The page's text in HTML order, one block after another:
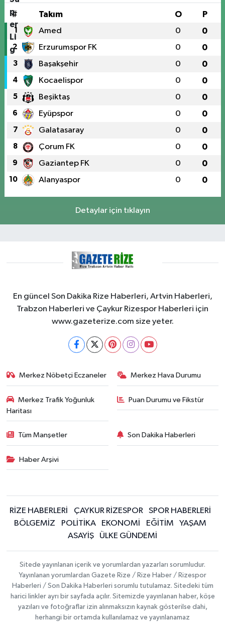
# Takım O P
1 Amed 0 0
2 Erzurumspor FK 0 0
3 Başakşehir 0 0
4 Kocaelispor 0 0
5 Beşiktaş 0 0
6 Eyüpspor 0 0
7 Galatasaray 0 0
8 Çorum FK 0 0
9 Gaziantep FK 0 0
10 Alanyaspor 0 0
Detaylar için tıklayın
En güncel Son Dakika Rize Haberleri, Artvin Haberleri,
Trabzon Haberleri ve Çaykur Rizespor Haberleri için
www.gazeterize.com size yeter.
Merkez Nöbetçi Eczaneler Merkez Hava Durumu
Merkez Trafik Yoğunluk
Haritası
Puan Durumu ve Fikstür
Tüm Manşetler Son Dakika Haberleri
Haber Arşivi
RİZE HABERLERİ ÇAYKUR RİZESPOR
SPOR HABERLERİ
BÖLGEMİZ
POLİTİKA EKONOMİ EĞİTİM
YAŞAM
ASAYİŞ
ÜLKE GÜNDEMİ
Sitede yayınlanan içerik ve yorumlardan yazarları sorumludur.
Yayınlanan yorumlardan Gazete Rize / Rize Haber / Rizespor
Haberleri / Son Dakika Haberleri sorumlu tutulamaz. Sitedeki tüm
harici linkler ayrı bir sayfada açılır. Sitemizde yayınlanan haber, köşe
yazıları ve fotoğraflar izin alınmaksızın kaynak gösterilse dahi,
herhangi bir ortamda kullanılamaz ve yayınlanamaz